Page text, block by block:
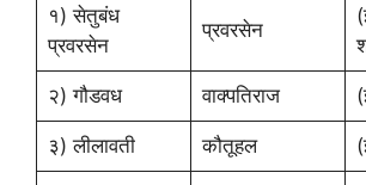
१) सेतुबंध
प्रवरसेन
प्रवरसेन
२) गौडवध वाक्पतिराज
३) लीलावती कौतूहल